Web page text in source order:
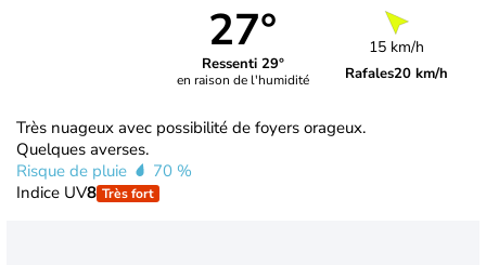
27°
Ressenti 29°
en raison de l'humidité
15 km/h
Rafales20 km/h
Très nuageux avec possibilité de foyers orageux.
Quelques averses.
Risque de pluie
70 %
Indice UV8 Très fort